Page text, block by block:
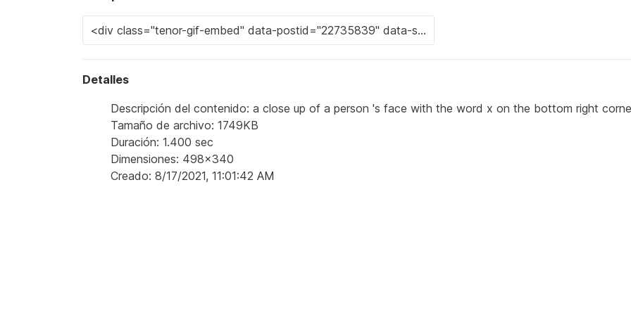
Detalles
Descripción del contenido: a close up of a person 's face with the word x on the bottom right
Tamaño de archivo: 1749KB
Duración: 1.400 sec
Dimensiones: 498x340
Creado: 8/17/2021, 11:01:42 AM